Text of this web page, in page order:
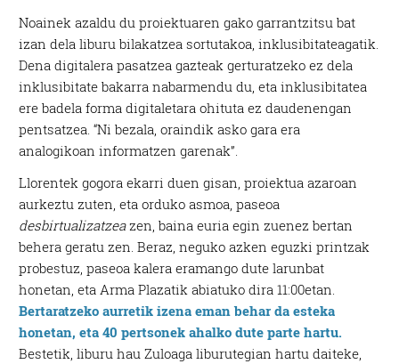
Noainek azaldu du proiektuaren gako garrantzitsu bat
izan dela liburu bilakatzea sortutakoa, inklusibitateagatik.
Dena digitalera pasatzea gazteak gerturatzeko ez dela
inklusibitate bakarra nabarmendu du, eta inklusibitatea
ere badela forma digitaletara ohituta ez daudenengan
pentsatzea. “Ni bezala, oraindik asko gara era
analogikoan informatzen garenak”.
Llorentek gogora ekarri duen gisan, proiektua azaroan
aurkeztu zuten, eta orduko asmoa, paseoa
desbirtualizatzeazen, baina euria egin zuenez bertan
behera geratu zen. Beraz, neguko azken eguzki printzak
probestuz, paseoa kalera eramango dute larunbat
honetan, eta Arma Plazatik abiatuko dira 11:00etan.
Bertaratzeko aurretik izena eman behar da esteka
honetan, eta 40 pertsonek ahalko dute parte hartu.
Bestetik, liburu hau Zuloaga liburutegian hartu daiteke,